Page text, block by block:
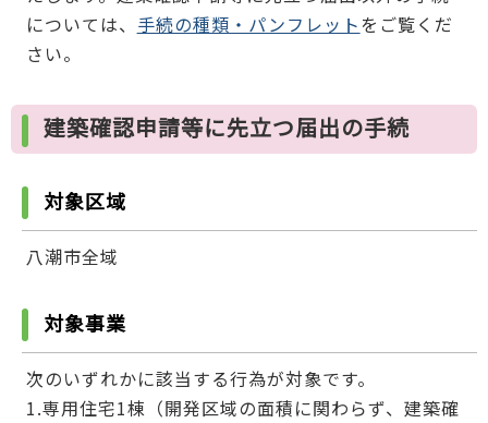
については、 手続の種類・パンフレットをご覧くだ
さい。
建築確認申請等に先立つ届出の手続
対象区域
八潮市全域
対象事業
次のいずれかに該当する行為が対象です。
1.専用住宅1棟（開発区域の面積に関わらず、建築確